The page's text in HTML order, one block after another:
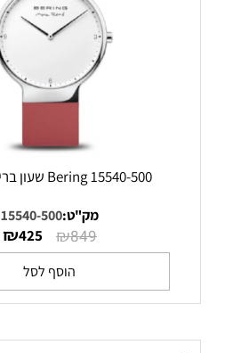
Bering 15540-500 שעון ברינג לאישה
מק"ט:15540-500
₪849
₪425
הוסף לסל